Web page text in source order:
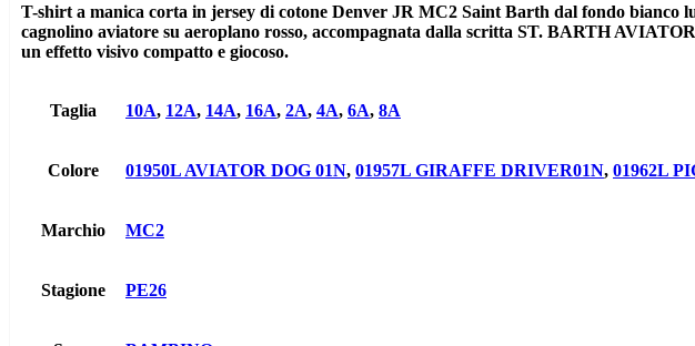
T-shirt a manica corta in jersey di cotone Denver JR MC2 Saint Barth dal fondo
cagnolino aviatore su aeroplano rosso, accompagnata dalla scritta ST. BARTH
un effetto visivo compatto e giocoso.
Taglia 10A, 12A, 14A, 16A, 2A, 4A, 6A, 8A
Colore 01950L AVIATOR DOG 01N, 01957L GIRAFFE DRIVER01N, 01962L
Marchio MC2
Stagione PE26